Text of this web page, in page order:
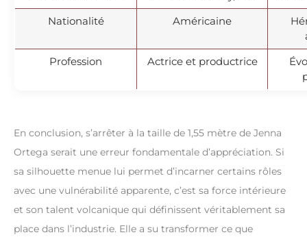
Nationalité
Américaine
Profession
Actrice et productrice
En conclusion, s’arrêter à la taille de 1,55 mètre de Jenna
Ortega serait une erreur fondamentale d’appréciation. Si
sa silhouette menue lui permet d’incarner certains rôles
avec une vulnérabilité apparente, c’est sa force intérieure
et son talent volcanique qui définissent véritablement sa
place dans l’industrie. Elle a su transformer ce que